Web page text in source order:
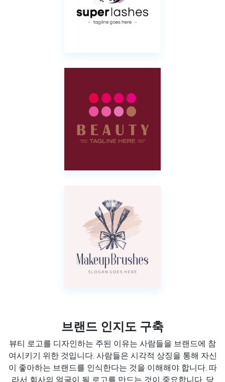
브랜드 인지도 구축
뷰티 로고를 디자인하는 주된 이유는 사람들을 브랜드에 참
여시키기 위한 것입니다. 사람들은 시각적 상징을 통해 자신
이 좋아하는 브랜드를 인식한다는 것을 이해해야 합니다. 따
라서 회사의 얼굴이 될 로고를 만드는 것이 중요합니다. 당